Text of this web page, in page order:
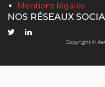
Mentions légales
NOS RÉSEAUX
Copyright ©